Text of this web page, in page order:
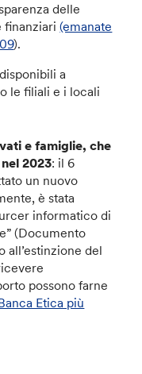
delle
finanziari(emanate
).
a
le filiali e i locali
e famiglie, che
2023: il 6
un nuovo
è stata
informatico di
(Documento
all’estinzione del
possono farne
Etica più